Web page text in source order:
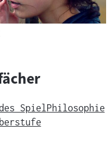
Spiel
Philosophie